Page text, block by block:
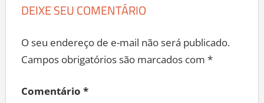
DEIXE SEU COMENTÁRIO
O seu endereço de e-mail não será publicado.
Campos obrigatórios são marcados com *
Comentário *